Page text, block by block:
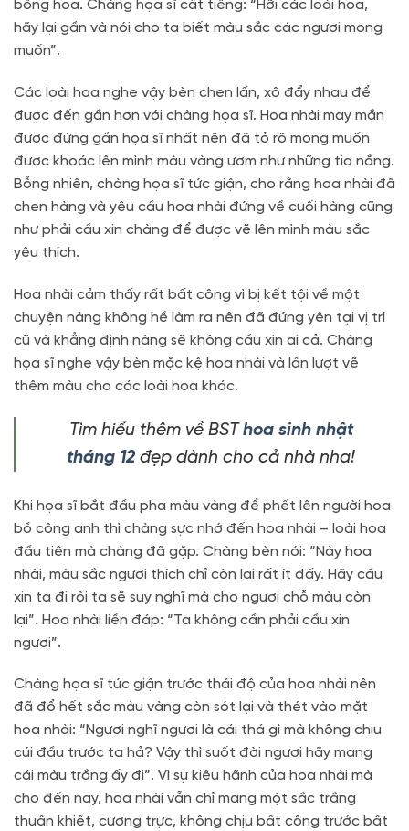
bông hoa. Chàng họa sĩ cất tiếng: “Hỡi các loài hoa,
hãy lại gần và nói cho ta biết màu sắc các ngươi mong
muốn”.
Các loài hoa nghe vậy bèn chen lấn, xô đẩy nhau để
được đến gần hơn với chàng họa sĩ. Hoa nhài may mắn
được đứng gần họa sĩ nhất nên đã tỏ rõ mong muốn
được khoác lên mình màu vàng ươm như những tia nắng.
Bỗng nhiên, chàng họa sĩ tức giận, cho rằng hoa nhài đã
chen hàng và yêu cầu hoa nhài đứng về cuối hàng cũng
như phải cầu xin chàng để được vẽ lên mình màu sắc
yêu thích.
Hoa nhài cảm thấy rất bất công vì bị kết tội về một
chuyện nàng không hề làm ra nên đã đứng yên tại vị trí
cũ và khẳng định nàng sẽ không cầu xin ai cả. Chàng
họa sĩ nghe vậy bèn mặc kệ hoa nhài và lần lượt vẽ
thêm màu cho các loài hoa khác.
Tìm hiểu thêm về BSThoa sinh nhật
tháng 12 đẹp dành cho cả nhà nha!
Khi họa sĩ bắt đầu pha màu vàng để phết lên người hoa
bồ công anh thì chàng sực nhớ đến hoa nhài – loài hoa
đầu tiên mà chàng đã gặp. Chàng bèn nói: “Này hoa
nhài, màu sắc ngươi thích chỉ còn lại rất ít đấy. Hãy cầu
xin ta đi rồi ta sẽ suy nghĩ mà cho ngươi chỗ màu còn
lại”. Hoa nhài liền đáp: “Ta không cần phải cầu xin
ngươi”.
Chàng họa sĩ tức giận trước thái độ của hoa nhài nên
đã đổ hết sắc màu vàng còn sót lại và thét vào mặt
hoa nhài: “Ngươi nghĩ ngươi là cái thá gì mà không chịu
cúi đầu trước ta hả? Vậy thì suốt đời ngươi hãy mang
cái màu trắng ấy đi”. Vì sự kiêu hãnh của hoa nhài mà
cho đến nay, hoa nhài vẫn chỉ mang một sắc trắng
thuần khiết, cương trực, không chịu bất công trước bất